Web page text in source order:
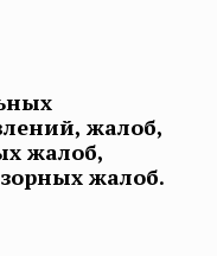
жалоб,
жалоб,
жалоб.